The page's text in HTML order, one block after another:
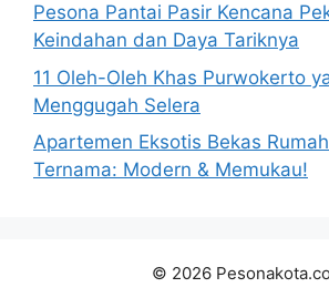
Pesona Pantai Pasir Kencana
Keindahan dan Daya Tariknya
11 Oleh-Oleh Khas Purwokerto
Menggugah Selera
Apartemen Eksotis Bekas
Ternama: Modern & Memukau!
© 2026